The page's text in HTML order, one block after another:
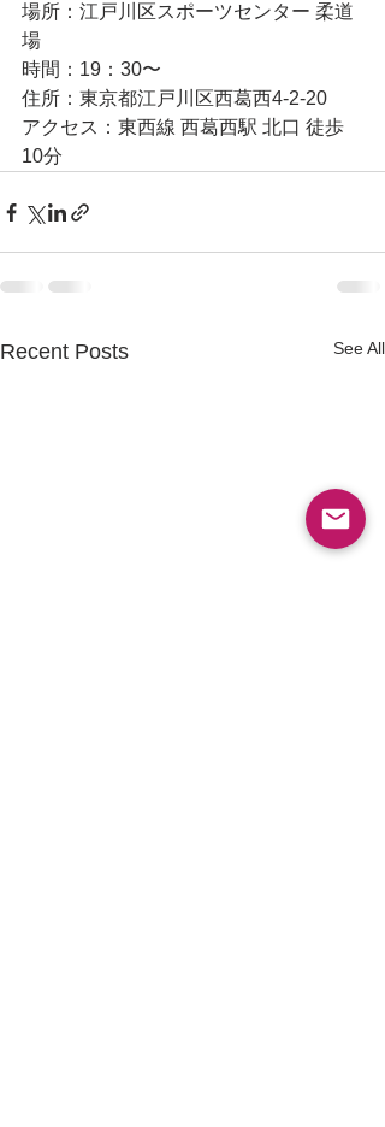
場所：江戸川区スポーツセンター 柔道
場
時間：19：30〜
住所：東京都江戸川区西葛西4-2-20
アクセス：東西線 西葛西駅 北口 徒歩
10分
Recent Posts See All